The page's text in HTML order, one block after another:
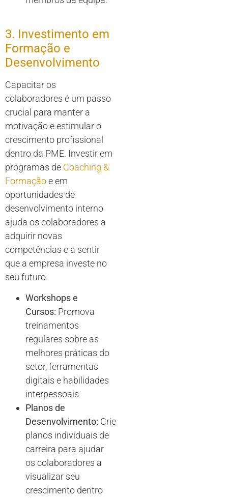
3. Investimento em
Formação e
Desenvolvimento
Capacitar os
colaboradores é um passo
crucial para manter a
motivação e estimular o
crescimento profissional
dentro da PME. Investir em
programas de Coaching &
Formaçãoe em
oportunidades de
desenvolvimento interno
ajuda os colaboradores a
adquirir novas
competências e a sentir
que a empresa investe no
seu futuro.
Workshops e
Cursos: Promova
treinamentos
regulares sobre as
melhores práticas do
setor, ferramentas
digitais e habilidades
interpessoais.
Planos de
Desenvolvimento: Crie
planos individuais de
carreira para ajudar
os colaboradores a
visualizar seu
crescimento dentro